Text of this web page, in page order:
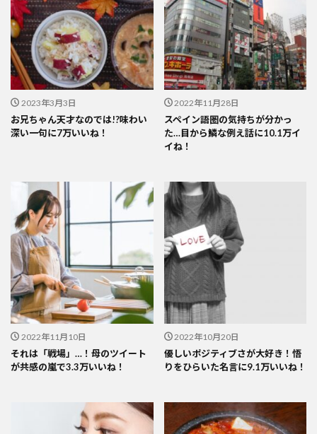
2023年3月3日
お兄ちゃん天才なのでは!?味わい
深い一句に7万いいね！
2022年11月28日
スペイン語圏の気持ちが分かっ
た…目から鱗な例え話に10.1万イ
イね！
2022年11月10日
それは「戦場」…！母のツイート
が共感の嵐で3.3万いいね！
2022年10月20日
優しいポジティブさが大好き！悟
りをひらいた名言に9.1万いいね！